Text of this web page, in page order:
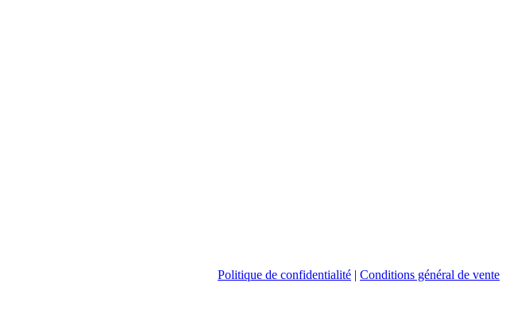
Politique de confidentialité | Conditions général de vente